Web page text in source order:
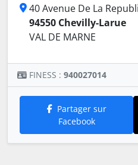
40 Avenue De La
94550 Chevilly-Larue
VAL DE MARNE
FINESS : 940027014
Partager sur
Facebook